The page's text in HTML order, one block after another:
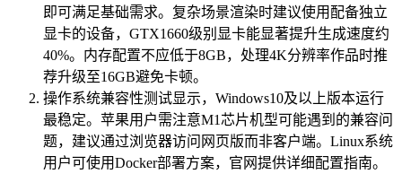
即可满足基础需求。复杂场景渲染时建议使用配备独立
显卡的设备，GTX1660级别显卡能显著提升生成速度约
40%。内存配置不应低于8GB，处理4K分辨率作品时推
荐升级至16GB避免卡顿。
操作系统兼容性测试显示，Windows10及以上版本运行
最稳定。苹果用户需注意M1芯片机型可能遇到的兼容问
题，建议通过浏览器访问网页版而非客户端。Linux系统
用户可使用Docker部署方案，官网提供详细配置指南。